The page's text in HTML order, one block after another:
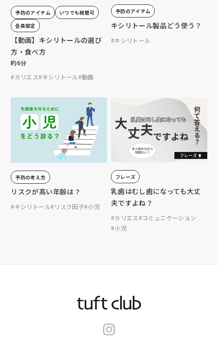
予防のアイテム
いつでも視聴可
会員限定
【動画】キシリトールの選び
方・食べ方
約6分
#カリエス#キシリトール#動画
予防のアイテム
キシリトール製品どう使う？
#キシリトール
予防の考え方
リスクが高い年齢は？
#キシリトール#リスク因子#小児
フレーズ
乳歯はむし歯になっても大丈
夫ですよね？
#カリエス#コミュニケーション
#小児